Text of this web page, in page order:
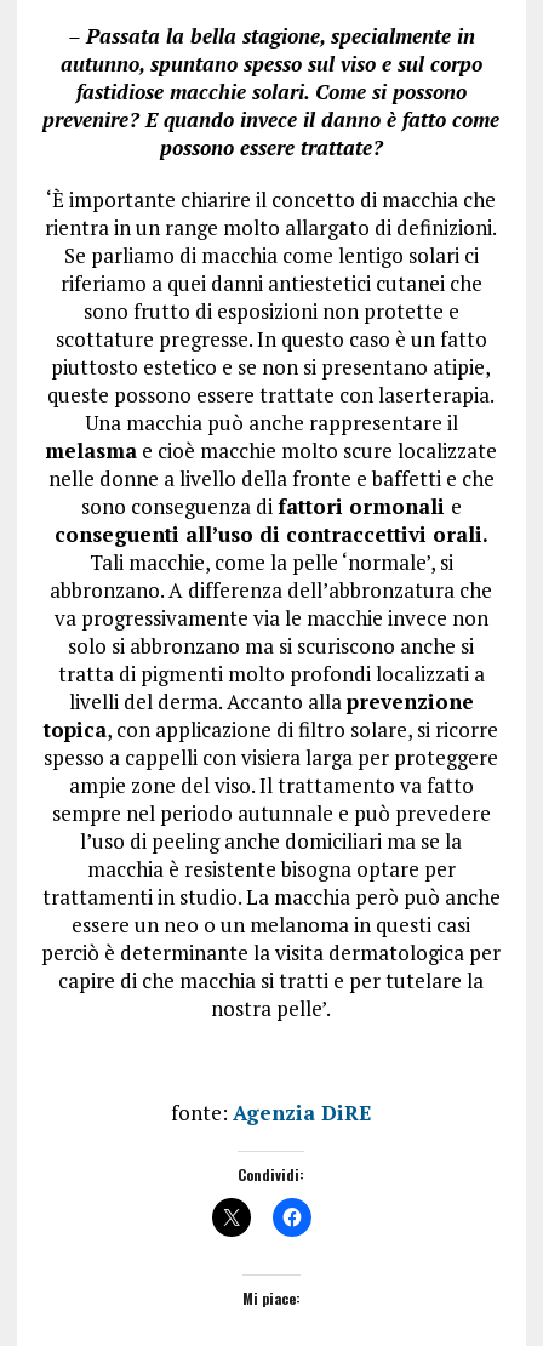
– Passata la bella stagione, specialmente in
autunno, spuntano spesso sul viso e sul corpo
fastidiose macchie solari. Come si possono
prevenire? E quando invece il danno è fatto come
possono essere trattate?
‘È importante chiarire il concetto di macchia che
rientra in un range molto allargato di definizioni.
Se parliamo di macchia come lentigo solari ci
riferiamo a quei danni antiestetici cutanei che
sono frutto di esposizioni non protette e
scottature pregresse. In questo caso è un fatto
piuttosto estetico e se non si presentano atipie,
queste possono essere trattate con laserterapia.
Una macchia può anche rappresentare il
melasma e cioè macchie molto scure localizzate
nelle donne a livello della fronte e baffetti e che
sono conseguenza difattori ormonali e
conseguenti all’uso di contraccettivi orali.
Tali macchie, come la pelle ‘normale’, si
abbronzano. A differenza dell’abbronzatura che
va progressivamente via le macchie invece non
solo si abbronzano ma si scuriscono anche si
tratta di pigmenti molto profondi localizzati a
livelli del derma. Accanto allaprevenzione
topica, con applicazione di filtro solare, si ricorre
spesso a cappelli con visiera larga per proteggere
ampie zone del viso. Il trattamento va fatto
sempre nel periodo autunnale e può prevedere
l’uso di peeling anche domiciliari ma se la
macchia è resistente bisogna optare per
trattamenti in studio. La macchia però può anche
essere un neo o un melanoma in questi casi
perciò è determinante la visita dermatologica per
capire di che macchia si tratti e per tutelare la
nostra pelle’.
fonte: Agenzia DiRE
Condividi:
Mi piace: